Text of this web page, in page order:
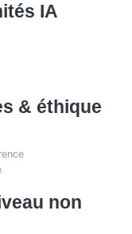
IA
& éthique
non